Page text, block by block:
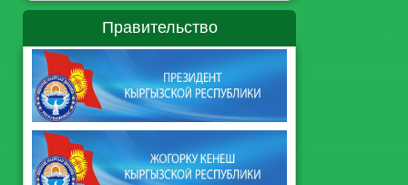
Правительство